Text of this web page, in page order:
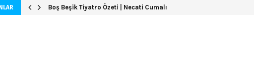
Peyami Safa – Fatih-Harbiye Kitabının Özeti ve Kahramanları